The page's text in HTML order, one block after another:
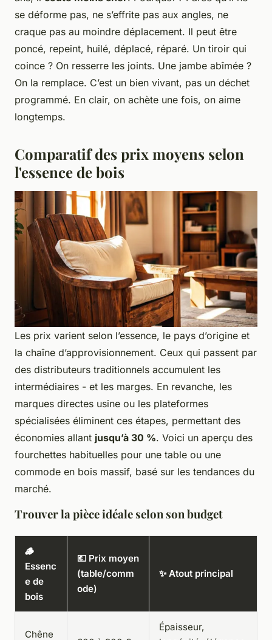
se déforme pas, ne s’effrite pas aux angles, ne
craque pas au moindre déplacement. Il peut être
poncé, repeint, huilé, déplacé, réparé. Un tiroir qui
coince ? On resserre les joints. Une jambe abîmée ?
On la remplace. C’est un bien vivant, pas un déchet
programmé. En clair, on achète une fois, on aime
longtemps.
Comparatif des prix moyens selon
l'essence de bois
Les prix varient selon l’essence, le pays d’origine et
la chaîne d’approvisionnement. Ceux qui passent par
des distributeurs traditionnels accumulent les
intermédiaires - et les marges. En revanche, les
marques directes usine ou les plateformes
spécialisées éliminent ces étapes, permettant des
économies allant jusqu’à 30 %. Voici un aperçu des
fourchettes habituelles pour une table ou une
commode en bois massif, basé sur les tendances du
marché.
Trouver la pièce idéale selon son budget
🪵
Essenc
e de
bois
💶 Prix moyen
(table/comm
ode)
✨ Atout principal
Chêne
Épaisseur,